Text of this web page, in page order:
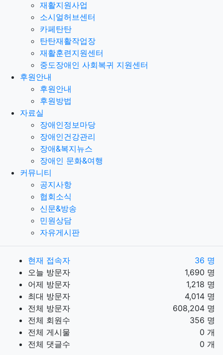
재활지원사업
소시얼허브센터
카페탄탄
탄탄재활작업장
재활훈련지원센터
중도장애인 사회복귀 지원센터
후원안내
후원안내
후원방법
자료실
장애인정보마당
장애인건강관리
장애&복지뉴스
장애인 문화&여행
커뮤니티
공지사항
협회소식
신문&방송
민원상담
자유게시판
현재 접속자
36 명
오늘 방문자
1,690 명
어제 방문자
1,218 명
최대 방문자
4,014 명
전체 방문자
608,204 명
전체 회원수
356 명
전체 게시물
0 개
전체 댓글수
0 개